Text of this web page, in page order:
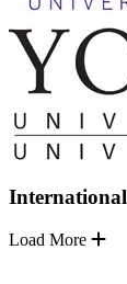
International
Load More